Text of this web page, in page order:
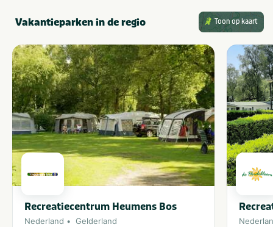
Vakantieparken in de regio Toon op kaart
Recreatiecentrum Heumens Bos
Nederland Gelderland